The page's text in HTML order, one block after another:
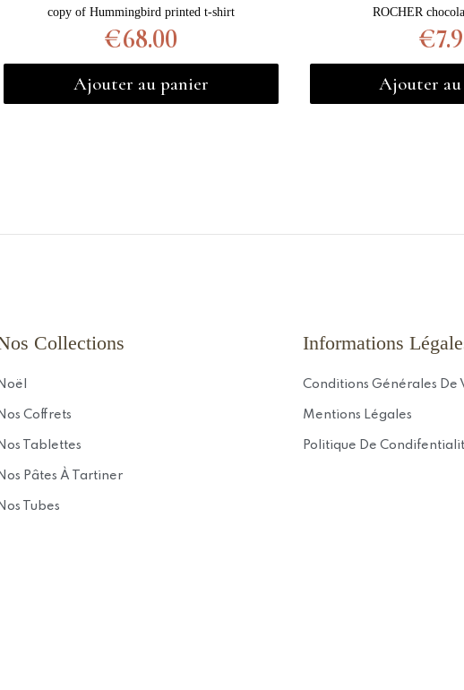
copy of Hummingbird printed t-shirt
€68.00
Ajouter au panier
ROCHER
Ajouter
Collections
Noël
Nos Coffrets
Nos Tablettes
Nos Pâtes À Tartiner
Nos Tubes
Informations
Conditions Générales De
Mentions Légales
Politique De